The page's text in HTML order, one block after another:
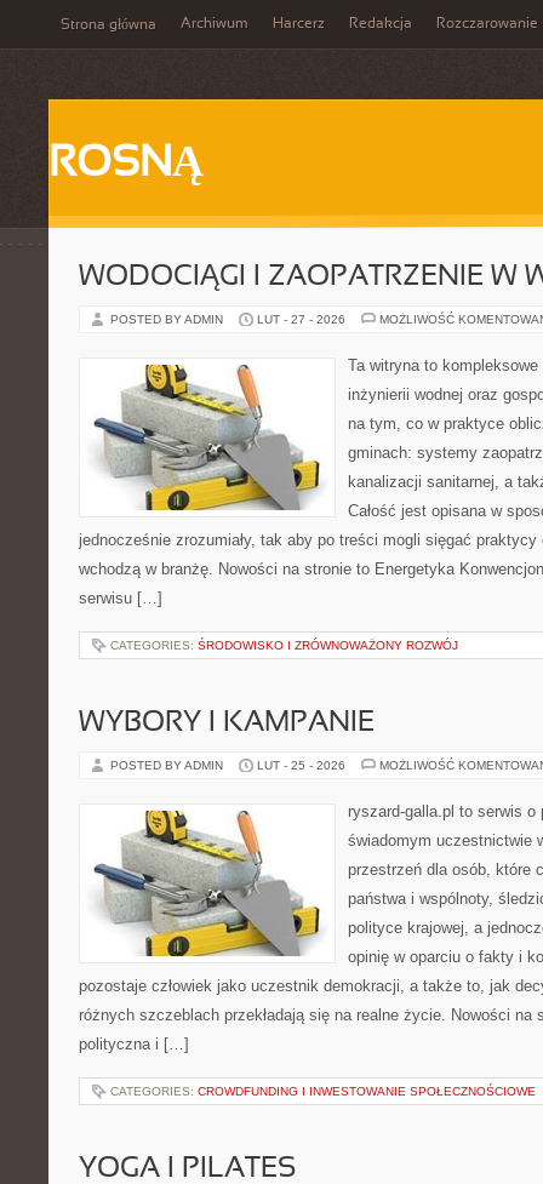
Strona główna Archiwum Harcerz Redakcja Rozczarowanie
ROSNĄ
WODOCIĄGI I ZAOPATRZENIE W
POSTED BY ADMIN LUT - 27 - 2026 MOŻLIWOŚĆ
Ta witryna to
inżynierii wodnej oraz
na tym, co w praktyce
gminach: systemy
kanalizacji sanitarnej, a
Całość jest opisana w
jednocześnie zrozumiały, tak aby po treści mogli sięgać
wchodzą w branżę. Nowości na stronie to Energetyka
serwisu […]
CATEGORIES: ŚRODOWISKO I ZRÓWNOWAŻONY ROZWÓJ
WYBORY I KAMPANIE
POSTED BY ADMIN LUT - 25 - 2026 MOŻLIWOŚĆ
ryszard-galla.pl to serwis
świadomym uczestnictwie
przestrzeń dla osób, które
państwa i wspólnoty,
polityce krajowej, a
opinię w oparciu o fakty i
pozostaje człowiek jako uczestnik demokracji, a także to, jak
różnych szczeblach przekładają się na realne życie. Nowości na
polityczna i […]
CATEGORIES: CROWDFUNDING I INWESTOWANIE SPOŁECZNOŚCIOWE
YOGA I PILATES